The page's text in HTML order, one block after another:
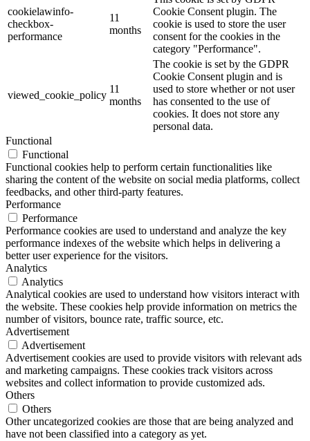
cookielawinfo-
checkbox-
performance
11
months
Cookie Consent plugin. The
cookie is used to store the user
consent for the cookies in the
category "Performance".
viewed_cookie_policy
11
months
The cookie is set by the GDPR
Cookie Consent plugin and is
used to store whether or not user
has consented to the use of
cookies. It does not store any
personal data.
Functional
Functional
Functional cookies help to perform certain functionalities like
sharing the content of the website on social media platforms, collect
feedbacks, and other third-party features.
Performance
Performance
Performance cookies are used to understand and analyze the key
performance indexes of the website which helps in delivering a
better user experience for the visitors.
Analytics
Analytics
Analytical cookies are used to understand how visitors interact with
the website. These cookies help provide information on metrics the
number of visitors, bounce rate, traffic source, etc.
Advertisement
Advertisement
Advertisement cookies are used to provide visitors with relevant ads
and marketing campaigns. These cookies track visitors across
websites and collect information to provide customized ads.
Others
Others
Other uncategorized cookies are those that are being analyzed and
have not been classified into a category as yet.